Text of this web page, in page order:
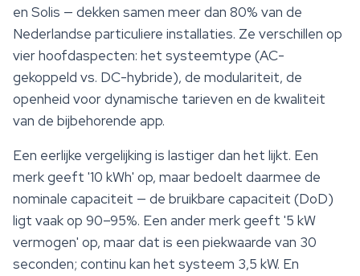
en Solis — dekken samen meer dan 80% van de
Nederlandse particuliere installaties. Ze verschillen op
vier hoofdaspecten: het systeemtype (AC-
gekoppeld vs. DC-hybride), de modulariteit, de
openheid voor dynamische tarieven en de kwaliteit
van de bijbehorende app.
Een eerlijke vergelijking is lastiger dan het lijkt. Een
merk geeft '10 kWh' op, maar bedoelt daarmee de
nominale capaciteit — de bruikbare capaciteit (DoD)
ligt vaak op 90–95%. Een ander merk geeft '5 kW
vermogen' op, maar dat is een piekwaarde van 30
seconden; continu kan het systeem 3,5 kW. En